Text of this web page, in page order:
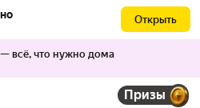
Открыть
всё, что нужно дома
Призы